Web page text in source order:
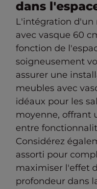
dans
L'intégration d'un
avec vasque 60
fonction de
soigneusement
assurer une
meubles avec
idéaux pour les
moyenne, offrant
entre
Considérez
assorti pour
maximiser l'effet
profondeur dans